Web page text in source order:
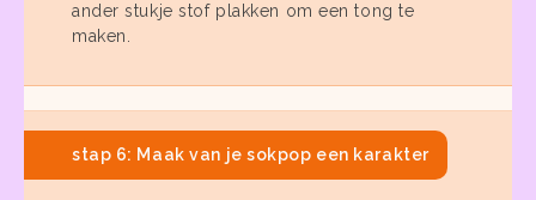
ander stukje stof plakken om een tong te
maken.
stap 6: Maak van je sokpop een karakter